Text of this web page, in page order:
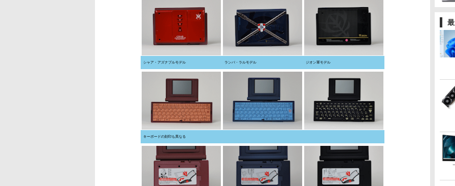
シャア・アズナブルモデル ランバ・ラルモデル ジオン軍モデル
キーボードの刻印も異なる